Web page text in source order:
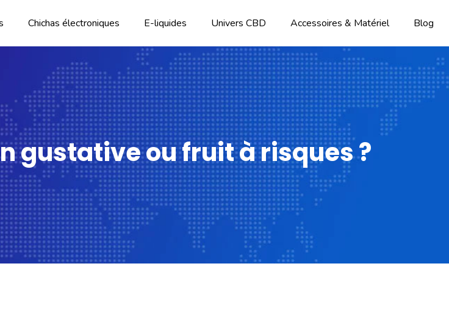
Chichas électroniques E-liquides Univers CBD Accessoires & Matériel Blog
gustative ou fruit à risques ?